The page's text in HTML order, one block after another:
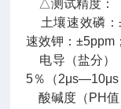
△测试精度：
土壤速效磷：
速效钾：±5ppm；
电导（盐分）
5％（2μs—10μs
酸碱度（PH值